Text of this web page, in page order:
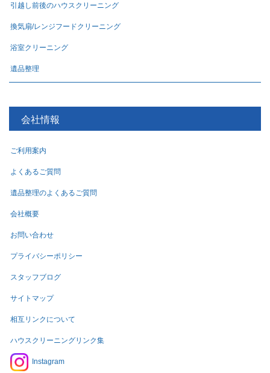
引越し前後のハウスクリーニング
換気扇/レンジフードクリーニング
浴室クリーニング
遺品整理
会社情報
ご利用案内
よくあるご質問
遺品整理のよくあるご質問
会社概要
お問い合わせ
プライバシーポリシー
スタッフブログ
サイトマップ
相互リンクについて
ハウスクリーニングリンク集
Instagram